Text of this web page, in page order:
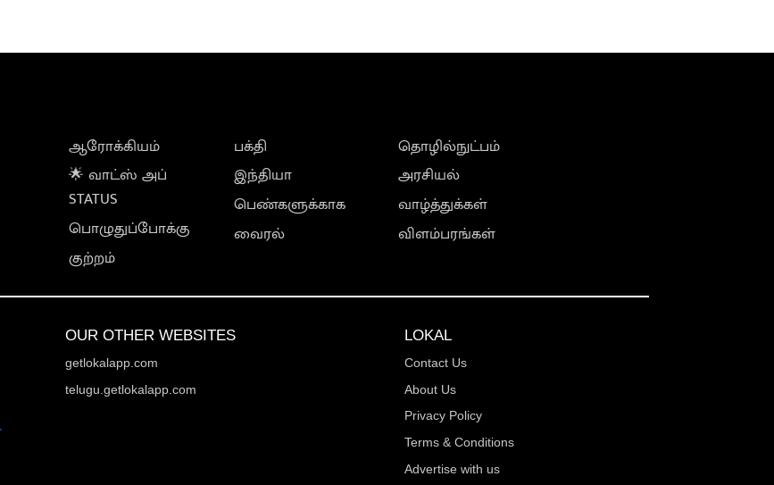
ஆரோக்கியம்
🌟 வாட்ஸ் அப்
STATUS
பொழுதுப்போக்கு
குற்றம்
பக்தி
இந்தியா
பெண்களுக்காக
வைரல்
தொழில்நுட்பம்
அரசியல்
வாழ்த்துக்கள்
விளம்பரங்கள்
OUR OTHER WEBSITES
getlokalapp.com
telugu.getlokalapp.com
LOKAL
Contact Us
About Us
Privacy Policy
Terms & Conditions
Advertise with us